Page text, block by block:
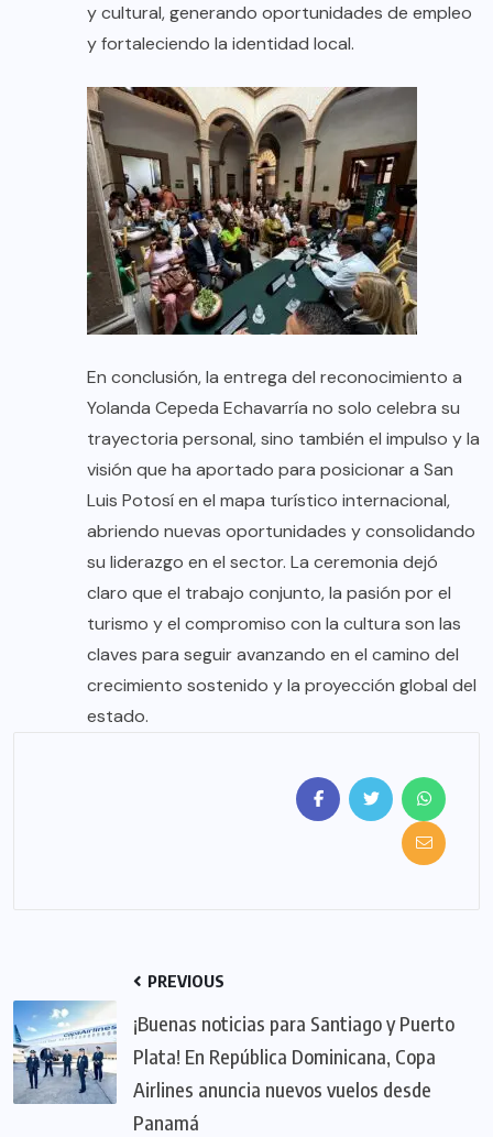
y cultural, generando oportunidades de empleo
y fortaleciendo la identidad local.
En conclusión, la entrega del reconocimiento a
Yolanda Cepeda Echavarría no solo celebra su
trayectoria personal, sino también el impulso y la
visión que ha aportado para posicionar a San
Luis Potosí en el mapa turístico internacional,
abriendo nuevas oportunidades y consolidando
su liderazgo en el sector. La ceremonia dejó
claro que el trabajo conjunto, la pasión por el
turismo y el compromiso con la cultura son las
claves para seguir avanzando en el camino del
crecimiento sostenido y la proyección global del
estado.
PREVIOUS
¡Buenas noticias para Santiago y Puerto
Plata! En República Dominicana, Copa
Airlines anuncia nuevos vuelos desde
Panamá